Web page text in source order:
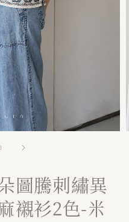
圖騰刺繡異
襯衫2色-米